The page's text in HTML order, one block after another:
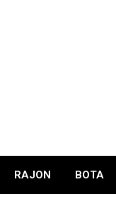
RAJON BOTA